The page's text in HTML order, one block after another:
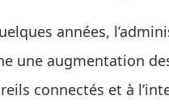
années,
une augmentation
connectés et à